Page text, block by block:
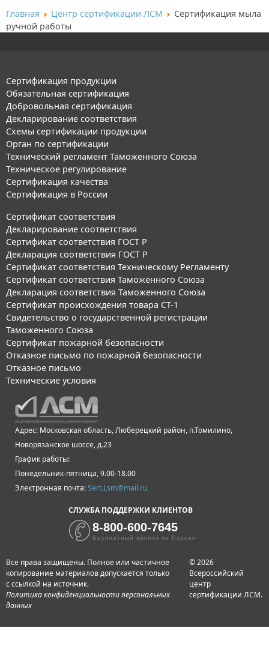
Главная Центр сертификации ЛСМ
Сертификация мыла
ручной работы
Сертификация продукции
Обязательная сертификация
Добровольная сертификация
Декларирование соответствия
Схемы сертификации продукции
Орган по сертификации
Технический регламент Таможенного Союза
Техническое регулирование
Сертификация качества
Сертификация в России
Сертификат соответствия
Декларирование соответствия
Сертификат соответствия ГОСТ Р
Декларация соответствия ГОСТ Р
Сертификат соответствия Техническому Регламенту
Сертификат соответствия Таможенного Союза
Декларация соответствия Таможенного Союза
Сертификат происхождения товара СТ-1
Свидетельство о государственной регистрации
Таможенного Союза
Сертификат пожарной безопасности
Отказное письмо по пожарной безопасности
Отказное письмо
Технические условия
Адрес: Московская область, Люберецкий район, п.Томилино,
Новорязанское шоссе, д.23
График работы:
Понедельник-пятница, 9.00-18.00
Электронная почта:Sert.Lsm@mail.ru
СЛУЖБА ПОДДЕРЖКИ КЛИЕНТОВ
8-800-600-7645
Бесплатный звонок по России
Все права защищены. Полное или частичное
копирование материалов допускается только
с ссылкой на источник.
Политика конфиденциальности персональных
данных
© 2026
Всероссийский
центр
сертификации ЛСМ.